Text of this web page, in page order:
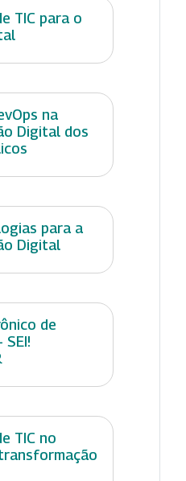
TIC para o
na
Digital dos
para a
Digital
de
TIC no